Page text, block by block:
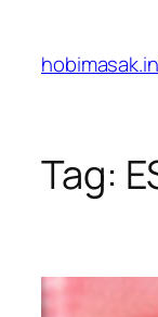
content
Tag: